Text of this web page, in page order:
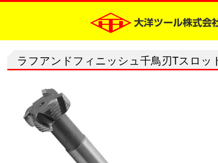
ラフアンドフィニッシュ千鳥刃Tスロッ